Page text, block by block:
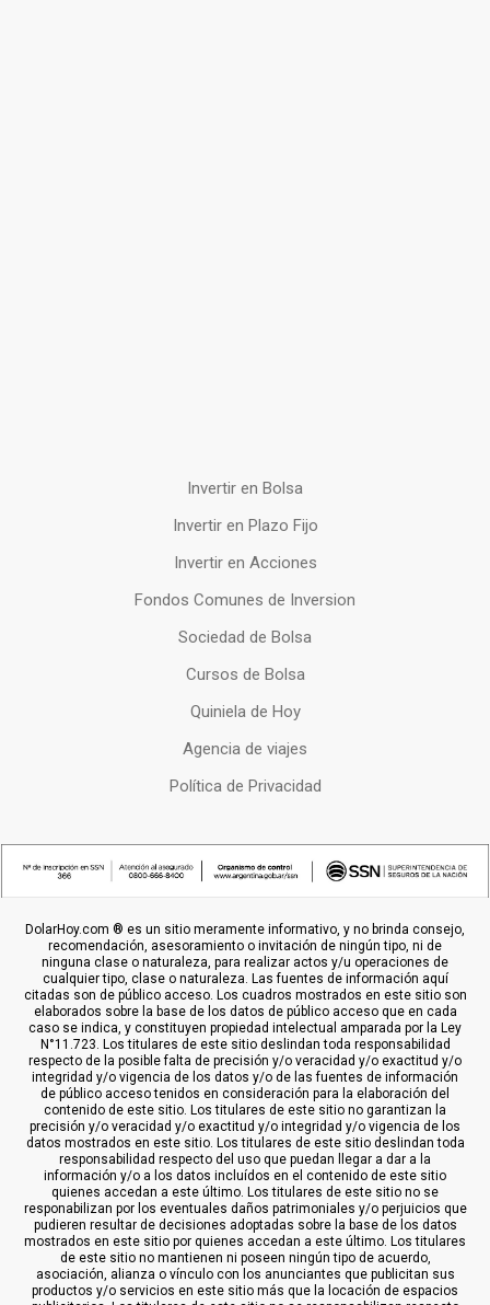
Invertir en Bolsa
Invertir en Plazo Fijo
Invertir en Acciones
Fondos Comunes de Inversion
Sociedad de Bolsa
Cursos de Bolsa
Quiniela de Hoy
Agencia de viajes
Política de Privacidad
DolarHoy.com ® es un sitio meramente informativo, y no brinda consejo,
recomendación, asesoramiento o invitación de ningún tipo, ni de
ninguna clase o naturaleza, para realizar actos y/u operaciones de
cualquier tipo, clase o naturaleza. Las fuentes de información aquí
citadas son de público acceso. Los cuadros mostrados en este sitio son
elaborados sobre la base de los datos de público acceso que en cada
caso se indica, y constituyen propiedad intelectual amparada por la Ley
N°11.723. Los titulares de este sitio deslindan toda responsabilidad
respecto de la posible falta de precisión y/o veracidad y/o exactitud y/o
integridad y/o vigencia de los datos y/o de las fuentes de información
de público acceso tenidos en consideración para la elaboración del
contenido de este sitio. Los titulares de este sitio no garantizan la
precisión y/o veracidad y/o exactitud y/o integridad y/o vigencia de los
datos mostrados en este sitio. Los titulares de este sitio deslindan toda
responsabilidad respecto del uso que puedan llegar a dar a la
información y/o a los datos incluídos en el contenido de este sitio
quienes accedan a este último. Los titulares de este sitio no se
responabilizan por los eventuales daños patrimoniales y/o perjuicios que
pudieren resultar de decisiones adoptadas sobre la base de los datos
mostrados en este sitio por quienes accedan a este último. Los titulares
de este sitio no mantienen ni poseen ningún tipo de acuerdo,
asociación, alianza o vínculo con los anunciantes que publicitan sus
productos y/o servicios en este sitio más que la locación de espacios